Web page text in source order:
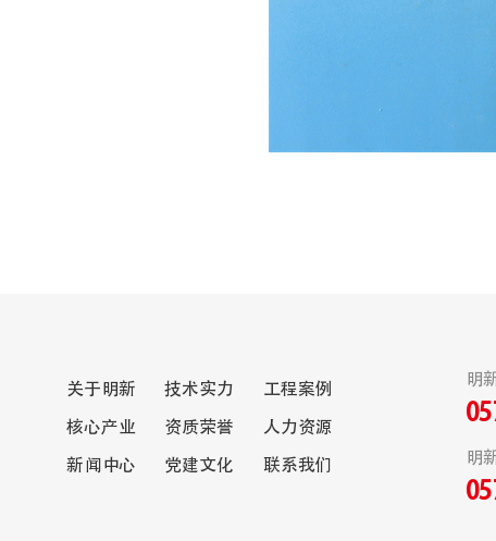
关于明新
核心产业
新闻中心
技术实力
资质荣誉
党建文化
工程案例
人力资源
联系我们
明
明